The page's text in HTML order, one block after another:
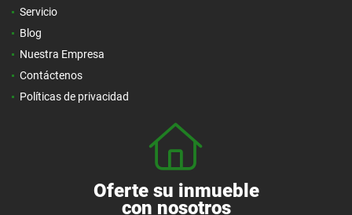
Servicio
Blog
Nuestra Empresa
Contáctenos
Políticas de privacidad
Oferte su inmueble
con nosotros